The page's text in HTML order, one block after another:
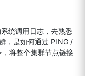
统调用日志，去熟悉
，是如何通过 PING /
将整个集群节点链接